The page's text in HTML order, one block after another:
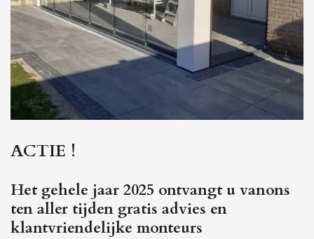
ACTIE !
Het gehele jaar 2025 ontvangt u vanons
ten aller tijden gratis advies en
klantvriendelijke monteurs